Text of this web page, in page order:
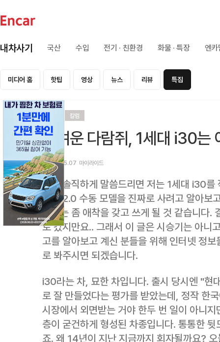
내차사기 국산 수입 전기 · 친환경 화물 · 특장 엔
미디어 홈 핫팁 영상 뉴스 리뷰 특집
칼럼
귀여운 다람쥐, 1세대 i30는
2026.05.07 마이라이드
먼저 솔직하게 말씀드리면 저는 1세대 i30를
한때 2.0 수동 모델을 진짜로 사려고 알아보
보다는 좀 애착을 갖고 쓰게 될 것 같습니다.
로 갔지만요.. 그래서 이 글은 시승기는 아
고를 알아보고 계신 분들을 위해 인터넷 정
로 봐주시면 되겠습니다.
i30라는 차, 묘한 차입니다. 출시 당시엔 "현
로 잘 만들었다는 평가를 받았는데, 정작 한
시장에서 외면받는 거야 한두 번 일이 아니
층이 굳건하게 형성된 차종입니다. 통통한
죠. 왜 14년이 지난 지금까지 회자될까요?